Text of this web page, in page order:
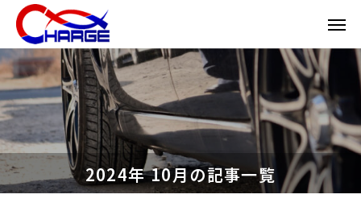
2024年 10月の記事一覧